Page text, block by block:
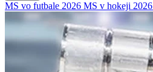
MS vo futbale 2026 MS v hokeji 2026